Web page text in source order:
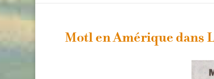
Motl en Amérique dans